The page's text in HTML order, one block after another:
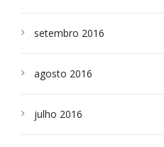
setembro 2016
agosto 2016
julho 2016